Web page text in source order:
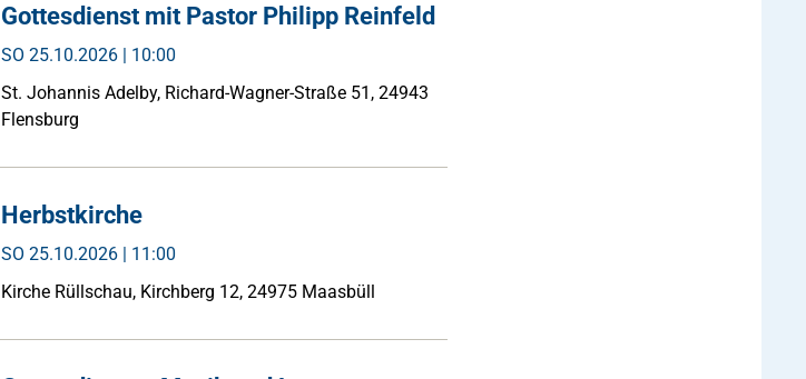
Gottesdienst mit Pastor Philipp Reinfeld
SO 25.10.2026 | 10:00
St. Johannis Adelby, Richard-Wagner-Straße 51, 24943
Flensburg
Herbstkirche
SO 25.10.2026 | 11:00
Kirche Rüllschau, Kirchberg 12, 24975 Maasbüll